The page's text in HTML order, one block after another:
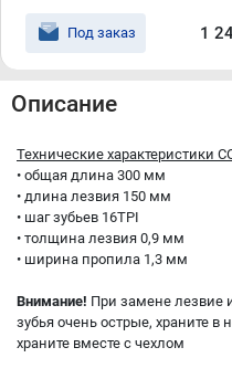
Под заказ 1
Описание
Технические характеристики
• общая длина 300 мм
• длина лезвия 150 мм
• шаг зубьев 16TPI
• толщина лезвия 0,9 мм
• ширина пропила 1,3 мм
Внимание! При замене лезвие
зубья очень острые, храните в
храните вместе с чехлом